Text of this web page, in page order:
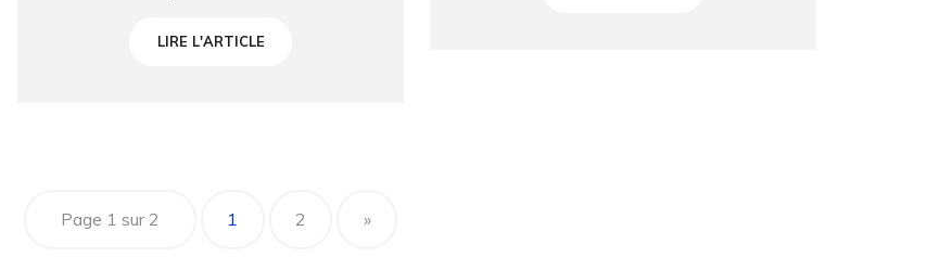
LIRE L'ARTICLE
Page 1 sur 2 1 2 »